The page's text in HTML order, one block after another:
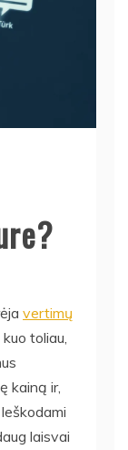
vertimų
toliau,
kainą ir,
laisvai